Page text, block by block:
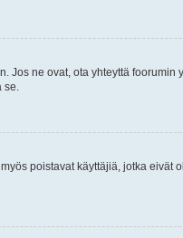
ne ovat, ota yhteyttä
poistavat käyttäjiä, jotka